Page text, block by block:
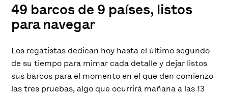
49 barcos de 9 países, listos
para navegar
Los regatistas dedican hoy hasta el último segundo
de su tiempo para mimar cada detalle y dejar listos
sus barcos para el momento en el que den comienzo
las tres pruebas, algo que ocurrirá mañana a las 13